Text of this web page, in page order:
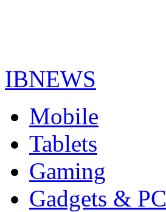
IBNEWS
Mobile
Tablets
Gaming
Gadgets & PC